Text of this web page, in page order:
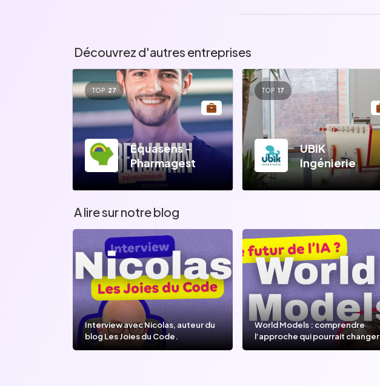
Découvrez d'autres entreprises
TOP 27
Equasens -
Pharmagest
TOP 17
UBIK
Ingénierie
A lire sur notre blog
Interview avec Nicolas, auteur du
blog Les Joies du Code.
World Models : comprendre
l’approche qui pourrait changer